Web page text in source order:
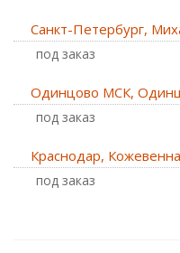
Санкт-Петербург,
Под заказ
Одинцово МСК,
Под заказ
Краснодар,
Под заказ